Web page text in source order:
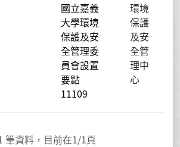
國立嘉義
大學環境
保護及安
全管理委
員會設置
要點
11109
環境
保護
及安
全管
理中
心
筆資料，目前在1/1頁